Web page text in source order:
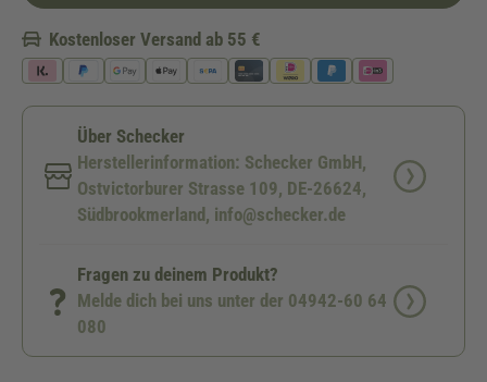
Kostenloser Versand ab 55 €
Über Schecker
Herstellerinformation: Schecker GmbH,
Ostvictorburer Strasse 109, DE-26624,
Südbrookmerland, info@schecker.de
Fragen zu deinem Produkt?
Melde dich bei uns unter der 04942-60 64
080